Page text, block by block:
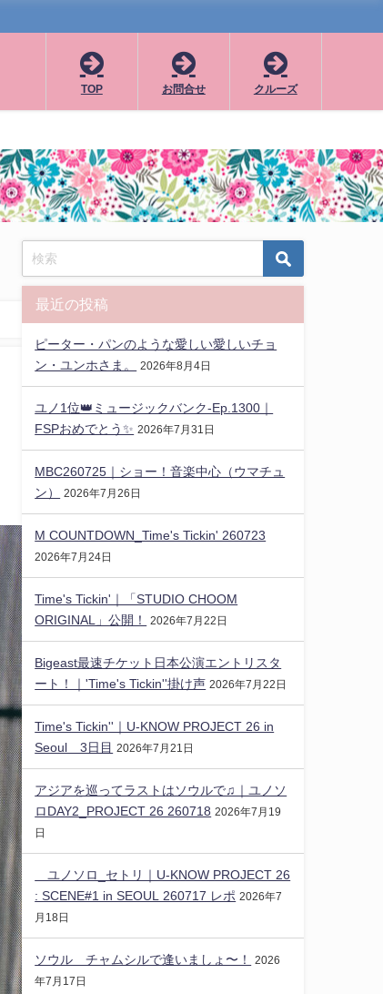
TOP お問合せ クルーズ
最近の投稿
ピーター・パンのような愛しい愛しいチョ
ン・ユンホさま。
2026年8月4日
ユノ1位👑ミュージックバンク-Ep.1300｜
FSPおめでとう✨️ 2026年7月31日
MBC260725｜ショー！音楽中心（ウマチュ
ン）
2026年7月26日
M COUNTDOWN_Time's Tickin' 260723
2026年7月24日
Time's Tickin'｜「STUDIO CHOOM
ORIGINAL」公開！
2026年7月22日
Bigeast最速チケット日本公演エントリスタ
ート！｜'Time's Tickin''掛け声 2026年7月22日
Time's Tickin''｜U-KNOW PROJECT 26 in
Seoul 3日目 2026年7月21日
アジアを巡ってラストはソウルで♫｜ユノソ
ロDAY2_PROJECT 26 260718 2026年7月19
日
ユノソロ_セトリ｜U-KNOW PROJECT 26
: SCENE#1 in SEOUL 260717 レポ 2026年7
月18日
ソウル チャムシルで逢いましょ〜！
2026
年7月17日